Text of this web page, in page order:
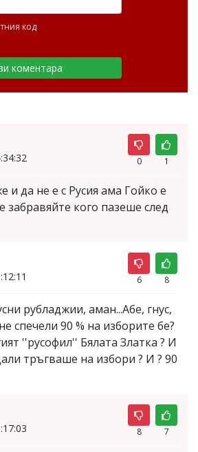
0 1
и да не е с Русия ама Гойко е
забравяйте кого пазеше след
6 8
рубладжии, аман...Абе, гнус,
спечели 90 % на изборите бе?
''русофил'' Бялата Златка ? И
тръгваше на избори ? И ? 90
8 7
код